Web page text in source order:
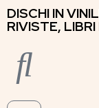
DISCHI IN
RIVISTE,